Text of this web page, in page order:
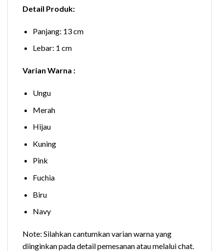
Detail Produk:
Panjang: 13 cm
Lebar: 1 cm
Varian Warna :
Ungu
Merah
Hijau
Kuning
Pink
Fuchia
Biru
Navy
Note: Silahkan cantumkan varian warna yang
diinginkan pada detail pemesanan atau melalui chat.